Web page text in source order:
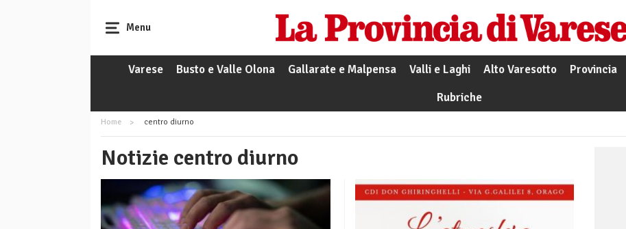
Menu
Varese Busto e Valle Olona Gallarate e Malpensa Valli e Laghi Alto Varesotto Provincia
Rubriche
Home centro diurno
Notizie centro diurno